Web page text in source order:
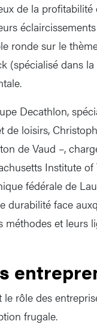
de la profitabilité
ronde sur le
(spécialisé dans
Decathlon,
loisirs,
de Vaud –,
Institute
fédérale de
face
et leurs
rôle des
frugale.